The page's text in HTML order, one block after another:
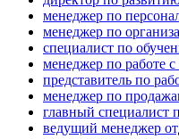
менеджер по
менеджер по
специалист по
менеджер по работе
представитель по
менеджер по
главный специалист
ведущий менеджер